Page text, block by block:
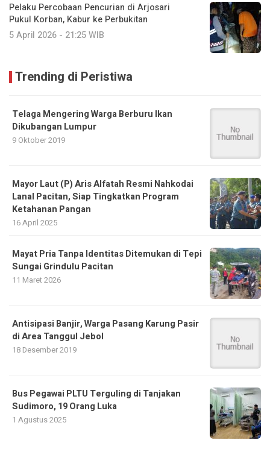
Pelaku Percobaan Pencurian di Arjosari
Pukul Korban, Kabur ke Perbukitan
5 April 2026 - 21:25 WIB
Trending di Peristiwa
Telaga Mengering Warga Berburu Ikan
Dikubangan Lumpur
9 Oktober 2019
Mayor Laut (P) Aris Alfatah Resmi Nahkodai
Lanal Pacitan, Siap Tingkatkan Program
Ketahanan Pangan
16 April 2025
Mayat Pria Tanpa Identitas Ditemukan di Tepi
Sungai Grindulu Pacitan
11 Maret 2026
Antisipasi Banjir, Warga Pasang Karung Pasir
di Area Tanggul Jebol
18 Desember 2019
Bus Pegawai PLTU Terguling di Tanjakan
Sudimoro, 19 Orang Luka
1 Agustus 2025